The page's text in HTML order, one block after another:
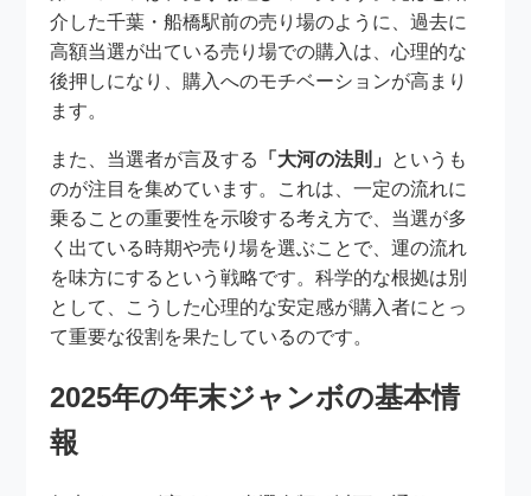
介した千葉・船橋駅前の売り場のように、過去に
高額当選が出ている売り場での購入は、心理的な
後押しになり、購入へのモチベーションが高まり
ます。
また、当選者が言及する 「大河の法則」 というも
のが注目を集めています。これは、一定の流れに
乗ることの重要性を示唆する考え方で、当選が多
く出ている時期や売り場を選ぶことで、運の流れ
を味方にするという戦略です。科学的な根拠は別
として、こうした心理的な安定感が購入者にとっ
て重要な役割を果たしているのです。
2025年の年末ジャンボの基本情
報